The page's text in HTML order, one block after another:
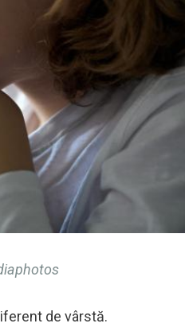
de vârstă.